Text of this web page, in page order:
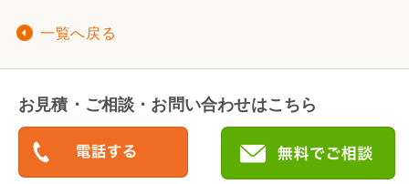
一覧へ戻る
お見積・ご相談・お問い合わせはこちら